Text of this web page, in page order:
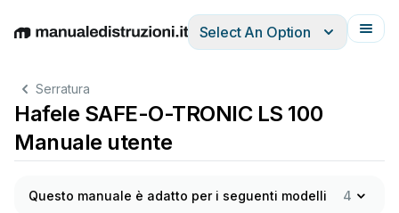
EnglishDeutschEspañolItalianoFrançais
Select An Option
Serratura
Hafele SAFE-O-TRONIC LS 100
Manuale utente
Questo manuale è adatto per i seguenti modelli 4